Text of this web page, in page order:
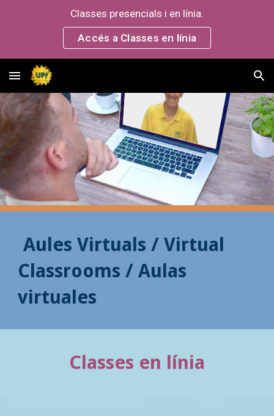
Classes presencials i en línia.
Accés a Classes en línia
Aules Virtuals / Virtual
Classrooms / Aulas
virtuales
Classes en línia